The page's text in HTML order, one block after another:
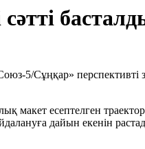
5/Сұңқар»
макет есептелген
дайын екенін